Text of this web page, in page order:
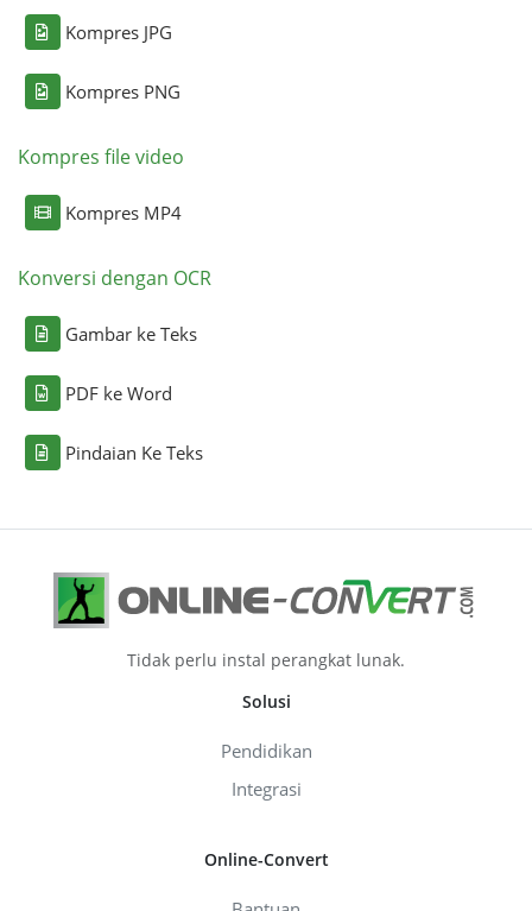
Kompres JPG
Kompres PNG
Kompres file video
Kompres MP4
Konversi dengan OCR
Gambar ke Teks
PDF ke Word
Pindaian Ke Teks
Tidak perlu instal perangkat lunak.
Solusi
Pendidikan
Integrasi
Online-Convert